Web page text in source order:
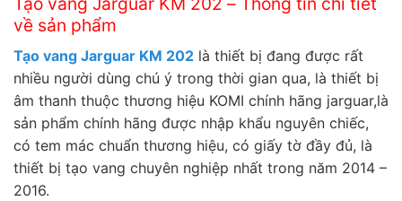
về sản phẩm
Tạo vang Jarguar KM 202 là thiết bị đang được rất
nhiều người dùng chú ý trong thời gian qua, là thiết bị
âm thanh thuộc thương hiệu KOMI chính hãng jarguar,là
sản phẩm chính hãng được nhập khẩu nguyên chiếc,
có tem mác chuẩn thương hiệu, có giấy tờ đầy đủ, là
thiết bị tạo vang chuyên nghiệp nhất trong năm 2014 –
2016.